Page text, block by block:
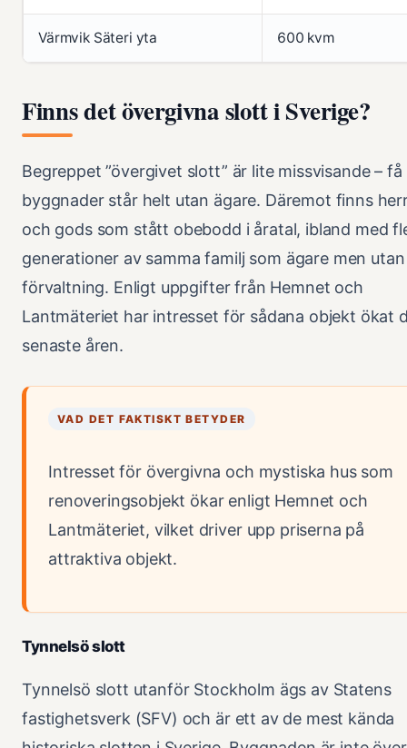
Värmvik Säteri yta 600 kvm
Finns det övergivna slott i Sverige?
Begreppet ”övergivet slott” är lite missvisande – få
byggnader står helt utan ägare. Däremot finns
och gods som stått obebodd i åratal, ibland med
generationer av samma familj som ägare men
förvaltning. Enligt uppgifter från Hemnet och
Lantmäteriet har intresset för sådana objekt ökat
senaste åren.
VAD DET FAKTISKT BETYDER
Intresset för övergivna och mystiska hus som
renoveringsobjekt ökar enligt Hemnet och
Lantmäteriet, vilket driver upp priserna på
attraktiva objekt.
Tynnelsö slott
Tynnelsö slott utanför Stockholm ägs av Statens
fastighetsverk (SFV) och är ett av de mest kända